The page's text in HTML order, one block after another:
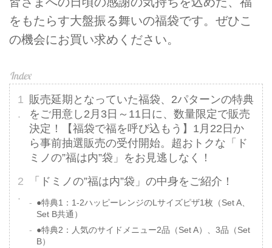
をもたらす大盤振る舞いの福袋です。ぜひこ
の機会にお買い求めください。
販売延期となっていた福袋、2パターンの特典
をご用意し2月3日～11日に、数量限定で販売
決定！【福袋で福を呼び込もう】1月22日か
ら事前抽選販売の受付開始。超おトクな「ド
ミノの”福は内”袋」をお見逃しなく！
「ドミノの”福は内”袋」の中身をご紹介！
●特典1：1-2ハッピーレンジのLサイズピザ1枚（Set A、
Set B共通）
●特典2：人気のサイドメニュー2品（Set A）、3品（Set
B）